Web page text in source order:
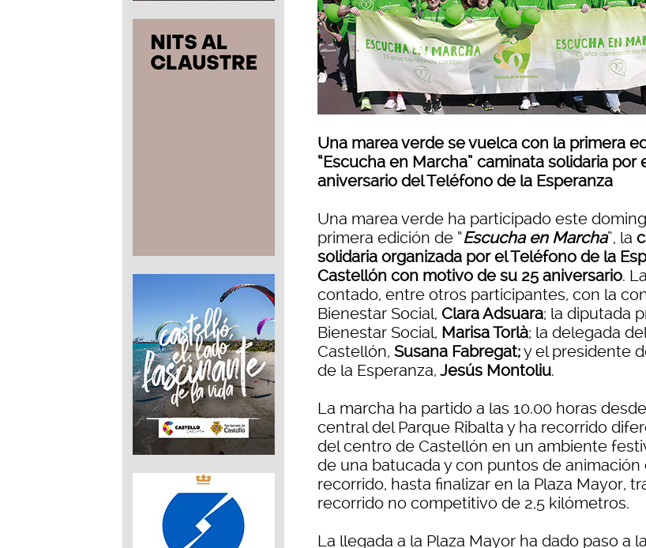
Una marea verde se vuelca con la primera
“Escucha en Marcha” caminata solidaria por
aniversario del Teléfono de la Esperanza
Una marea verde ha participado este
primera edición de “Escucha en Marcha”, la
solidaria organizada por el Teléfono de la
Castellón con motivo de su 25 aniversario.
contado, entre otros participantes, con la
Bienestar Social, Clara Adsuara; la diputada
Bienestar Social, Marisa Torlà; la delegada
Castellón, Susana Fabregat;y el presidente
de la Esperanza, Jesús Montoliu.
La marcha ha partido a las 10.00 horas
central del Parque Ribalta y ha recorrido
del centro de Castellón en un ambiente
de una batucada y con puntos de animación
recorrido, hasta finalizar en la Plaza Mayor,
recorrido no competitivo de 2,5 kilómetros.
La llegada a la Plaza Mayor ha dado paso a